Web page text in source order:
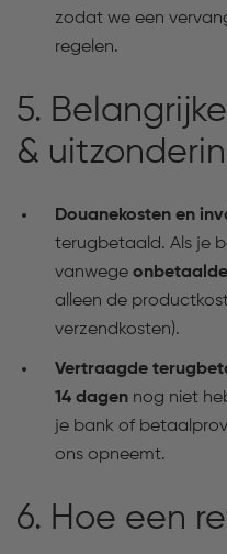
zodat we een
regelen.
5.
&
Douanekosten en
terugbetaald. Als je
vanwege
alleen de
verzendkosten).
Vertraagde
14 dagen nog niet
je bank of
ons opneemt.
6. Hoe een